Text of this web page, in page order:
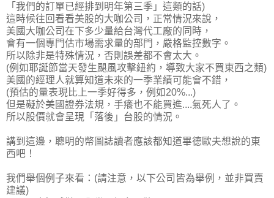
「我們的訂單已經排到明年第三季」這類的話)
這時候往回看看美股的大咖公司，正常情況來說，
美國大咖公司在下多少量給台灣代工廠的同時，
會有一個專門估市場需求量的部門，嚴格監控數字。
所以除非是特殊情況，否則誤差都不會太大。
(例如耶誕節當天發生颶風攻擊紐約，導致大家不買東西之類)
美國的經理人就算知道未來的一季業績可能會不錯，
(預估的量表現比上一季好得多，例如20%...)
但是礙於美國證券法規，手癢也不能買進....氣死人了。
所以股價就會呈現「落後」台股的情況。
講到這邊，聰明的幣圖誌讀者應該都知道畢德歐夫想說的東
西吧！
我們舉個例子來看：(請注意，以下公司皆為舉例，並非買賣
建議)